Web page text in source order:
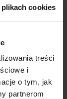
plikach cookies
treści
i
o tym, jak
partnerom
W16,
maksymalną
wokół